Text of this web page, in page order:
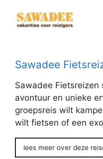
Sawadee
Sawadee
avontuur en unieke
groepsreis wilt
wilt fietsen of een
lees meer over deze